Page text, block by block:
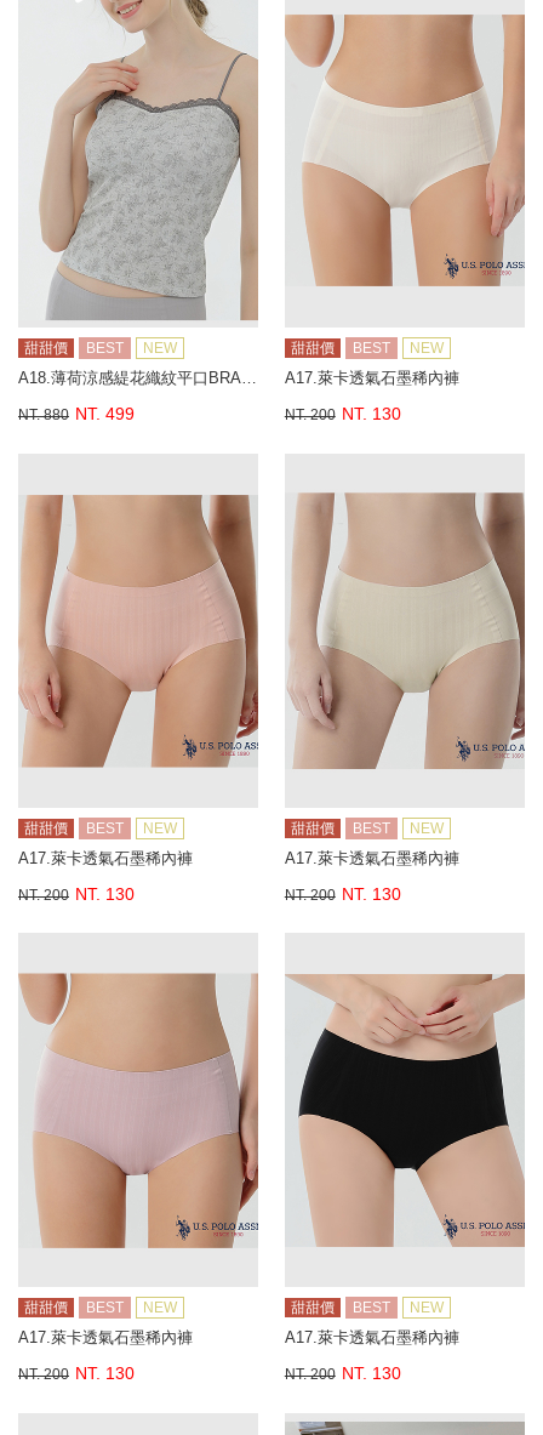
甜甜價 BEST NEW
A18.薄荷涼感緹花織紋平口BRA背心
NT. 880 NT. 499
甜甜價 BEST NEW
A17.萊卡透氣石墨稀內褲
NT. 200 NT. 130
甜甜價 BEST NEW
A17.萊卡透氣石墨稀內褲
NT. 200 NT. 130
甜甜價 BEST NEW
A17.萊卡透氣石墨稀內褲
NT. 200 NT. 130
甜甜價 BEST NEW
A17.萊卡透氣石墨稀內褲
NT. 200 NT. 130
甜甜價 BEST NEW
A17.萊卡透氣石墨稀內褲
NT. 200 NT. 130